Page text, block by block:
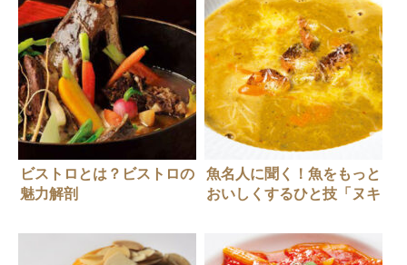
ビストロとは？ビストロの
魅力解剖
魚名人に聞く！魚をもっと
おいしくするひと技「ヌキ